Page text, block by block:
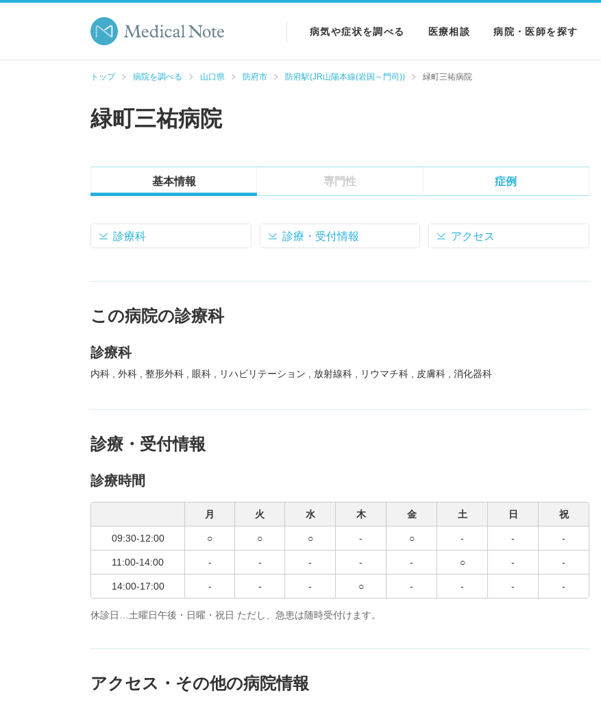
病気や症状を調べる 医療相談 病院・医師を探す
トップ 病院を調べる 山口県 防府市 防府駅(JR山陽本線(岩国～門司)) 緑町三祐病院
緑町三祐病院
基本情報 専門性 症例
診療科 診療・受付情報 アクセス
この病院の診療科
診療科
内科 外科 整形外科 眼科 リハビリテーション 放射線科 リウマチ科 皮膚科 消化器科
診療・受付情報
診療時間
月 火 水 木 金 土 日 祝
09:30-12:00 ○ ○ ○ - ○ - - -
11:00-14:00 - - - - - ○ - -
14:00-17:00 - - - ○ - - - -
休診日…土曜日午後・日曜・祝日 ただし、急患は随時受付けます。
アクセス・その他の病院情報